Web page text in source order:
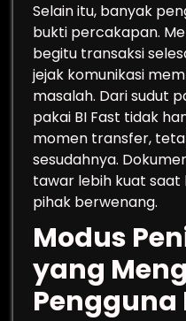
Selain itu, banyak
bukti percakapan.
begitu transaksi
jejak komunikasi
masalah. Dari sudut
pakai BI Fast tidak
momen transfer,
sesudahnya.
tawar lebih kuat
pihak berwenang.
Modus
yang
Pengguna